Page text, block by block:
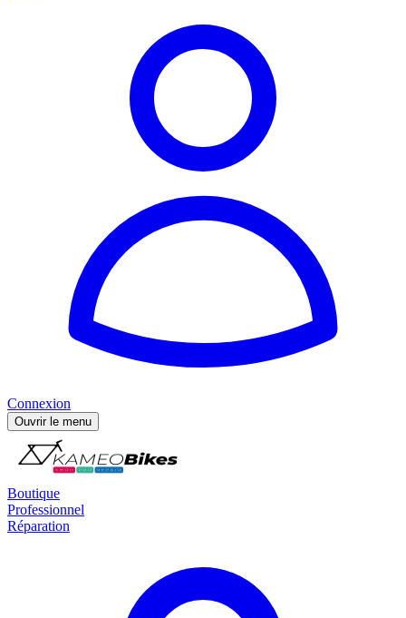
Connexion
Ouvrir le menu
Boutique
Professionnel
Réparation